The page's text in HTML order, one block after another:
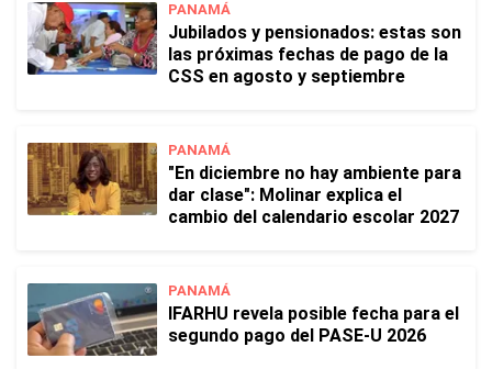
PANAMÁ
Jubilados y pensionados: estas son
las próximas fechas de pago de la
CSS en agosto y septiembre
PANAMÁ
"En diciembre no hay ambiente para
dar clase": Molinar explica el
cambio del calendario escolar 2027
PANAMÁ
IFARHU revela posible fecha para el
segundo pago del PASE-U 2026